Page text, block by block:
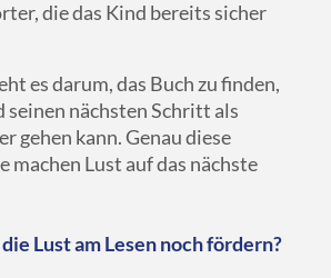
die das Kind bereits sicher
es darum, das Buch zu finden,
seinen nächsten Schritt als
gehen kann. Genau diese
machen Lust auf das nächste
Lust am Lesen noch fördern?